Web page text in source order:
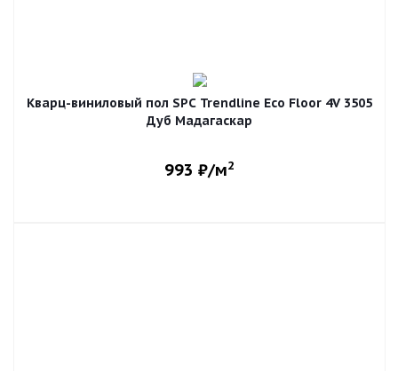
Кварц-виниловый пол SPC Trendline Eco Floor 4V 3505
Дуб Мадагаскар
993 ₽/м2